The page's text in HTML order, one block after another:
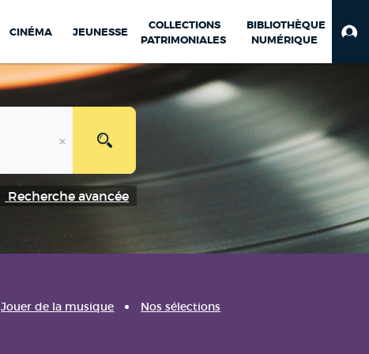
CINÉMA JEUNESSE
COLLECTIONS
PATRIMONIALES
BIBLIOTHÈQUE
NUMÉRIQUE
Recherche avancée
Jouer de la musique
Nos sélections